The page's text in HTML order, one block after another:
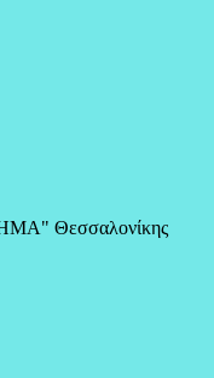
Θεσσαλονίκης